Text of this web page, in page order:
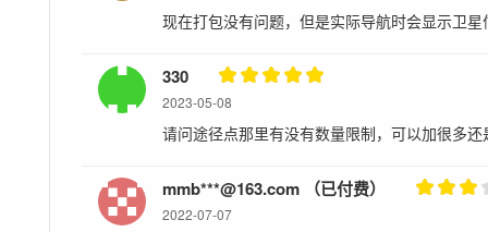
现在打包没有问题，但是实际导航时会显示卫
330
2023-05-08
请问途径点那里有没有数量限制，可以加很多
mmb***@163.com （已付费）
2022-07-07